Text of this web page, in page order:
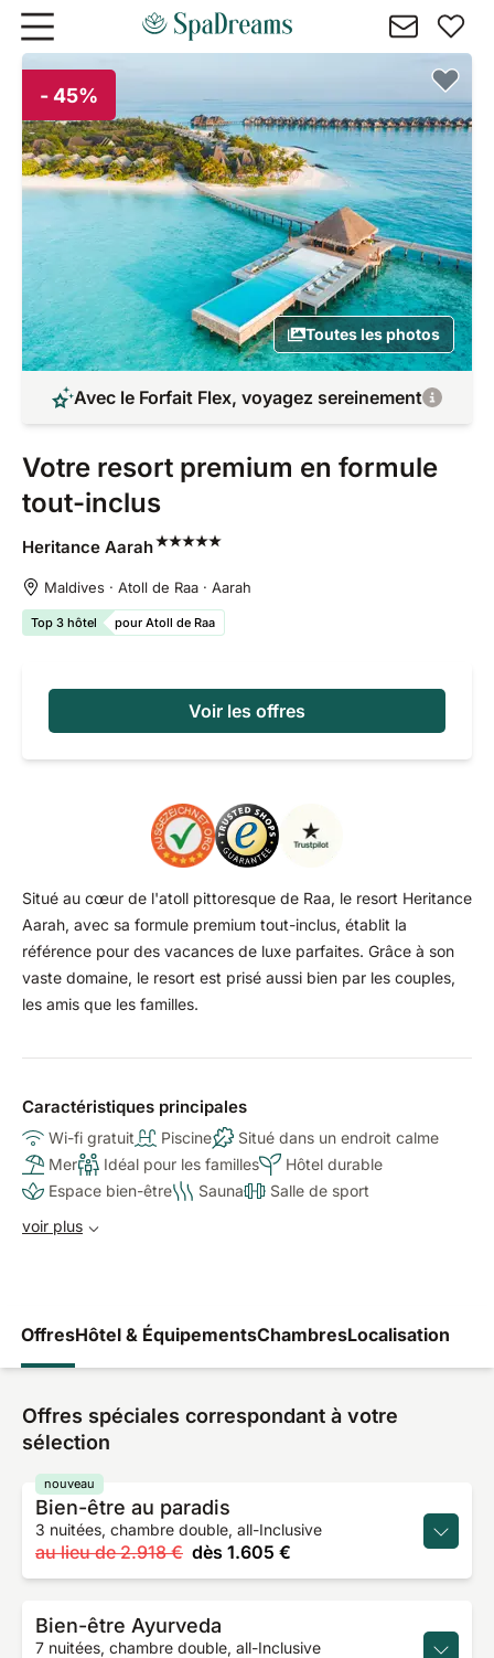
Aller au contenu principal
- 45%
Toutes les photos
Avec le Forfait Flex, voyagez sereinement
Votre resort premium en formule
tout-inclus
Heritance Aarah
Maldives · Atoll de Raa · Aarah
Top 3 hôtel pour Atoll de Raa
Voir les offres
Situé au cœur de l'atoll pittoresque de Raa, le resort Heritance
Aarah, avec sa formule premium tout-inclus, établit la
référence pour des vacances de luxe parfaites. Grâce à son
vaste domaine, le resort est prisé aussi bien par les couples,
les amis que les familles.
Caractéristiques principales
Wi-fi gratuit Piscine
Situé dans un endroit calme
Mer
Idéal pour les familles
Hôtel durable
Espace bien-être
Sauna
Salle de sport
voir plus
OffresHôtel & ÉquipementsChambresLocalisation
Offres spéciales correspondant à votre
sélection
Bien-être au paradis
3 nuitées, chambre double, all-Inclusive
au lieu de 2.918 € dès 1.605 €
nouveau
Bien-être Ayurveda
7 nuitées, chambre double, all-Inclusive